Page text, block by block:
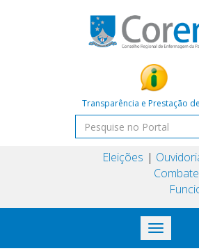
Transparência e Prestação
Eleições
Toggle
navigation